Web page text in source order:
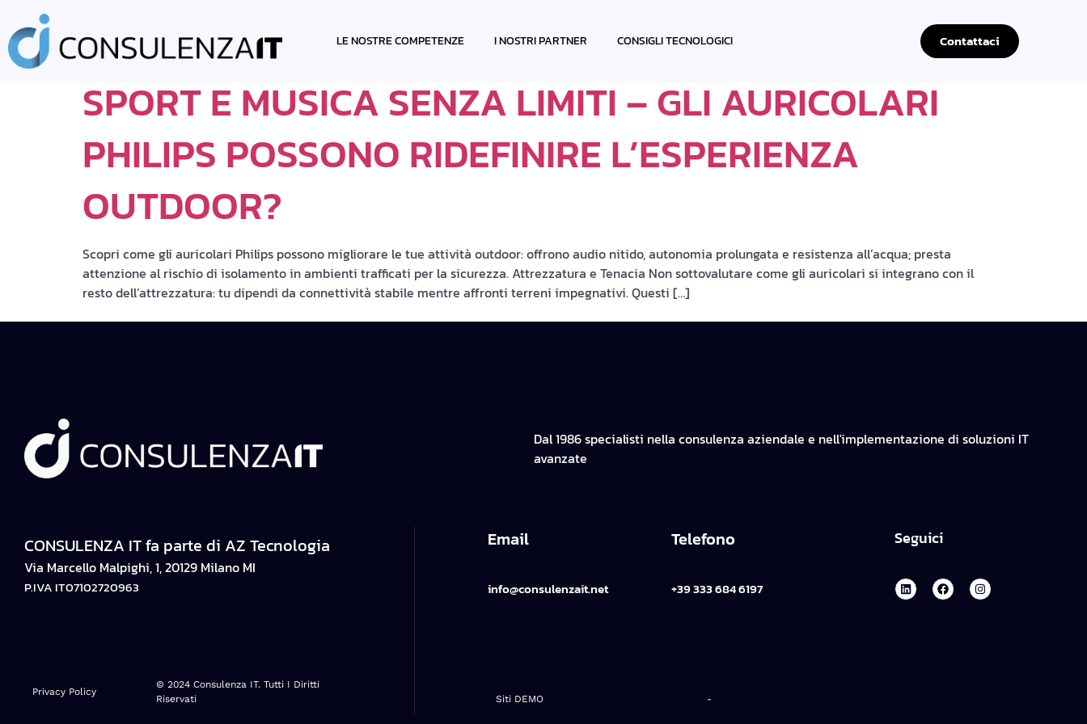
LE NOSTRE COMPETENZE I NOSTRI PARTNER CONSIGLI TECNOLOGICI Contattaci
TAG:AURICOLARI
SPORT E MUSICA SENZA LIMITI – GLI AURICOLARI
PHILIPS POSSONO RIDEFINIRE L’ESPERIENZA
OUTDOOR?
Scopri come gli auricolari Philips possono migliorare le tue attività outdoor: offrono audio nitido, autonomia prolungata e resistenza all’acqua; presta
attenzione al rischio di isolamento in ambienti trafficati per la sicurezza. Attrezzatura e Tenacia Non sottovalutare come gli auricolari si integrano con il
resto dell’attrezzatura: tu dipendi da connettività stabile mentre affronti terreni impegnativi. Questi […]
Dal 1986 specialisti nella consulenza aziendale e nell'implementazione di soluzioni IT
avanzate
CONSULENZA IT fa parte di AZ Tecnologia
Via Marcello Malpighi, 1, 20129 Milano MI
P.IVA IT07102720963
Privacy Policy
© 2024 Consulenza IT. Tutti I Diritti
Riservati
Email
info@consulenzait.net
Telefono
+39 333 684 6197
Seguici
Siti DEMO -